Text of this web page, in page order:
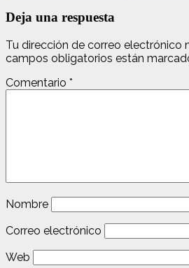
Deja una respuesta
Tu dirección de correo electrónico
campos obligatorios están
Comentario *
Nombre
Correo electrónico
Web